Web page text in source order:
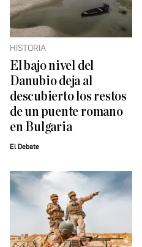
HISTORIA
El bajo nivel del
Danubio deja al
descubierto los restos
de un puente romano
en Bulgaria
El Debate